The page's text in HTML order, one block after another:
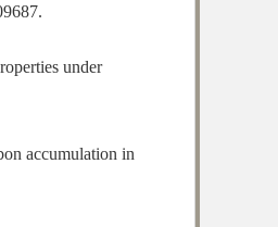
under
accumulation in